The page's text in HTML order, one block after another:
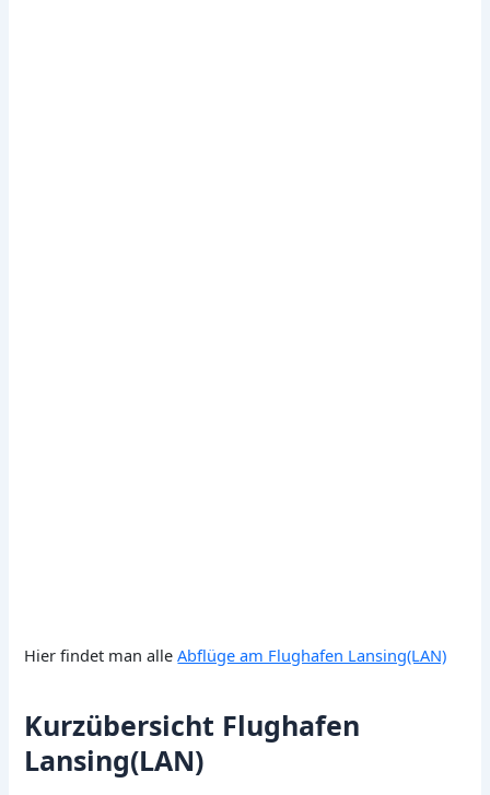
Hier findet man alleAbflüge am Flughafen Lansing(LAN)
Kurzübersicht Flughafen
Lansing(LAN)